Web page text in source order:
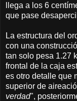
llega a los 6
que pase
La estructura del
con una
tan solo pesa 1.27
frontal de la caja
es otro detalle que
superior de
verdad",